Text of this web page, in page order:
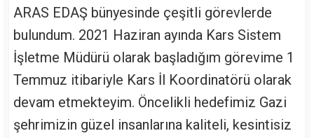
ARAS EDAŞ bünyesinde çeşitli görevlerde
bulundum. 2021 Haziran ayında Kars Sistem
İşletme Müdürü olarak başladığım görevime 1
Temmuz itibariyle Kars İl Koordinatörü olarak
devam etmekteyim. Öncelikli hedefimiz Gazi
şehrimizin güzel insanlarına kaliteli, kesintisiz